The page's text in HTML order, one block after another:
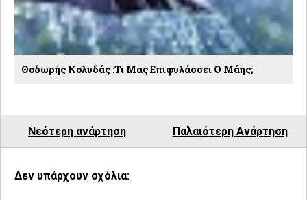
Θοδωρής Κολυδάς :Τι Μας Επιφυλάσσει Ο Μάης;
Νεότερη ανάρτηση Παλαιότερη Ανάρτηση
Δεν υπάρχουν σχόλια: